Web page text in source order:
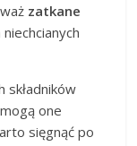
zatkane
składników
one
sięgnąć po